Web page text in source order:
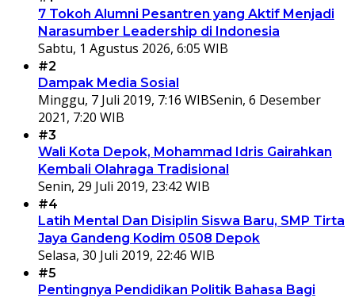
7 Tokoh Alumni Pesantren yang Aktif Menjadi
Narasumber Leadership di Indonesia
Sabtu, 1 Agustus 2026, 6:05 WIB
#2
Dampak Media Sosial
Minggu, 7 Juli 2019, 7:16 WIBSenin, 6 Desember
2021, 7:20 WIB
#3
Wali Kota Depok, Mohammad Idris Gairahkan
Kembali Olahraga Tradisional
Senin, 29 Juli 2019, 23:42 WIB
#4
Latih Mental Dan Disiplin Siswa Baru, SMP Tirta
Jaya Gandeng Kodim 0508 Depok
Selasa, 30 Juli 2019, 22:46 WIB
#5
Pentingnya Pendidikan Politik Bahasa Bagi